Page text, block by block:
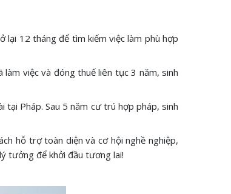
lại 12 tháng để tìm kiếm việc làm phù hợp
việc và đóng thuế liên tục 3 năm, sinh
Pháp. Sau 5 năm cư trú hợp pháp, sinh
hỗ trợ toàn diện và cơ hội nghề nghiệp,
tưởng để khởi đầu tương lai!